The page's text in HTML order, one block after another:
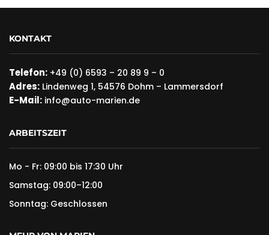
KONTAKT
Telefon: +49 (0) 6593 – 20 89 9 – 0
Adres: Lindenweg 1, 54576 Dohm – Lammersdorf
E-Mail: info@auto-marien.de
ARBEITSZEIT
Mo - Fr: 09:00 bis 17:30 Uhr
Samstag: 09:00–12:00
Sonntag: Geschlossen